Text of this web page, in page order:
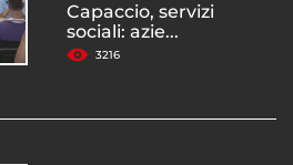
Capaccio, servizi
sociali: azie...
3216